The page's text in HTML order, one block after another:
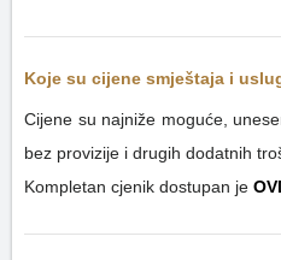
Koje su cijene smještaja i
Cijene su najniže moguće,
bez provizije i drugih dodatnih
Kompletan cjenik dostupan je